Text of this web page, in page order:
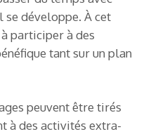
développe. À cet
participer à des
tant sur un plan
peuvent être tirés
à des activités extra-